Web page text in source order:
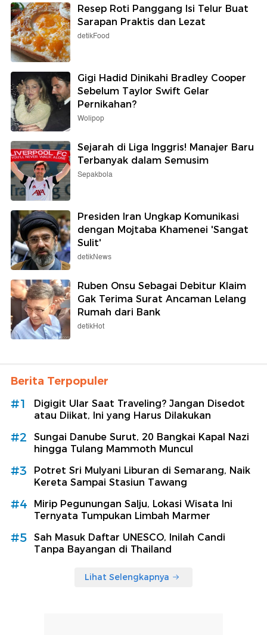
Resep Roti Panggang Isi Telur Buat
Sarapan Praktis dan Lezat
detikFood
Gigi Hadid Dinikahi Bradley Cooper
Sebelum Taylor Swift Gelar
Pernikahan?
Wolipop
Sejarah di Liga Inggris! Manajer Baru
Terbanyak dalam Semusim
Sepakbola
Presiden Iran Ungkap Komunikasi
dengan Mojtaba Khamenei 'Sangat
Sulit'
detikNews
Ruben Onsu Sebagai Debitur Klaim
Gak Terima Surat Ancaman Lelang
Rumah dari Bank
detikHot
Berita Terpopuler
#1
Digigit Ular Saat Traveling? Jangan Disedot
atau Diikat, Ini yang Harus Dilakukan
#2
Sungai Danube Surut, 20 Bangkai Kapal Nazi
hingga Tulang Mammoth Muncul
#3
Potret Sri Mulyani Liburan di Semarang, Naik
Kereta Sampai Stasiun Tawang
#4
Mirip Pegunungan Salju, Lokasi Wisata Ini
Ternyata Tumpukan Limbah Marmer
#5
Sah Masuk Daftar UNESCO, Inilah Candi
Tanpa Bayangan di Thailand
Lihat Selengkapnya